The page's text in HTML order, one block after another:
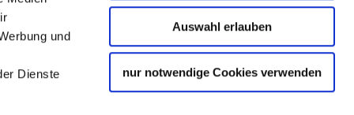
und
Dienste
Auswahl erlauben
nur notwendige Cookies verwenden